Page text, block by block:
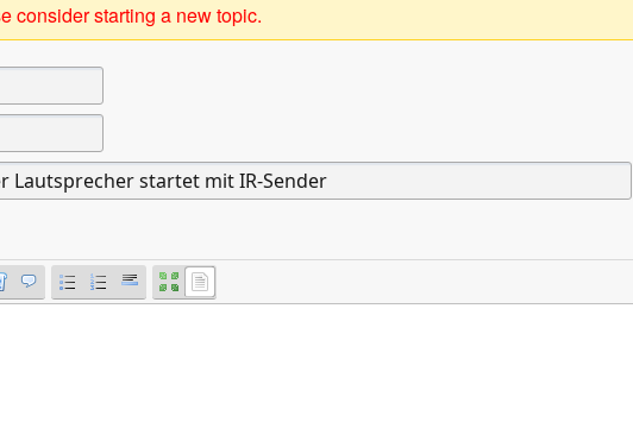
consider starting a new topic.